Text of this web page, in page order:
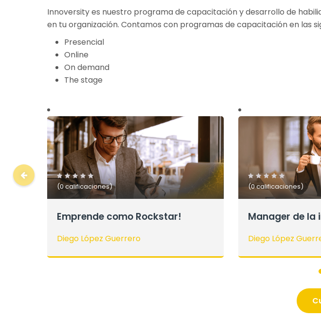
Innoversity es nuestro programa de capacitación y desarrollo de
en tu organización. Contamos con programas de capacitación en las
Presencial
Online
On demand
The stage
(0 calificaciones)
Manager de la innovación
Diego López Guerrero
(0 calificaciones)
Vende como
Diego López